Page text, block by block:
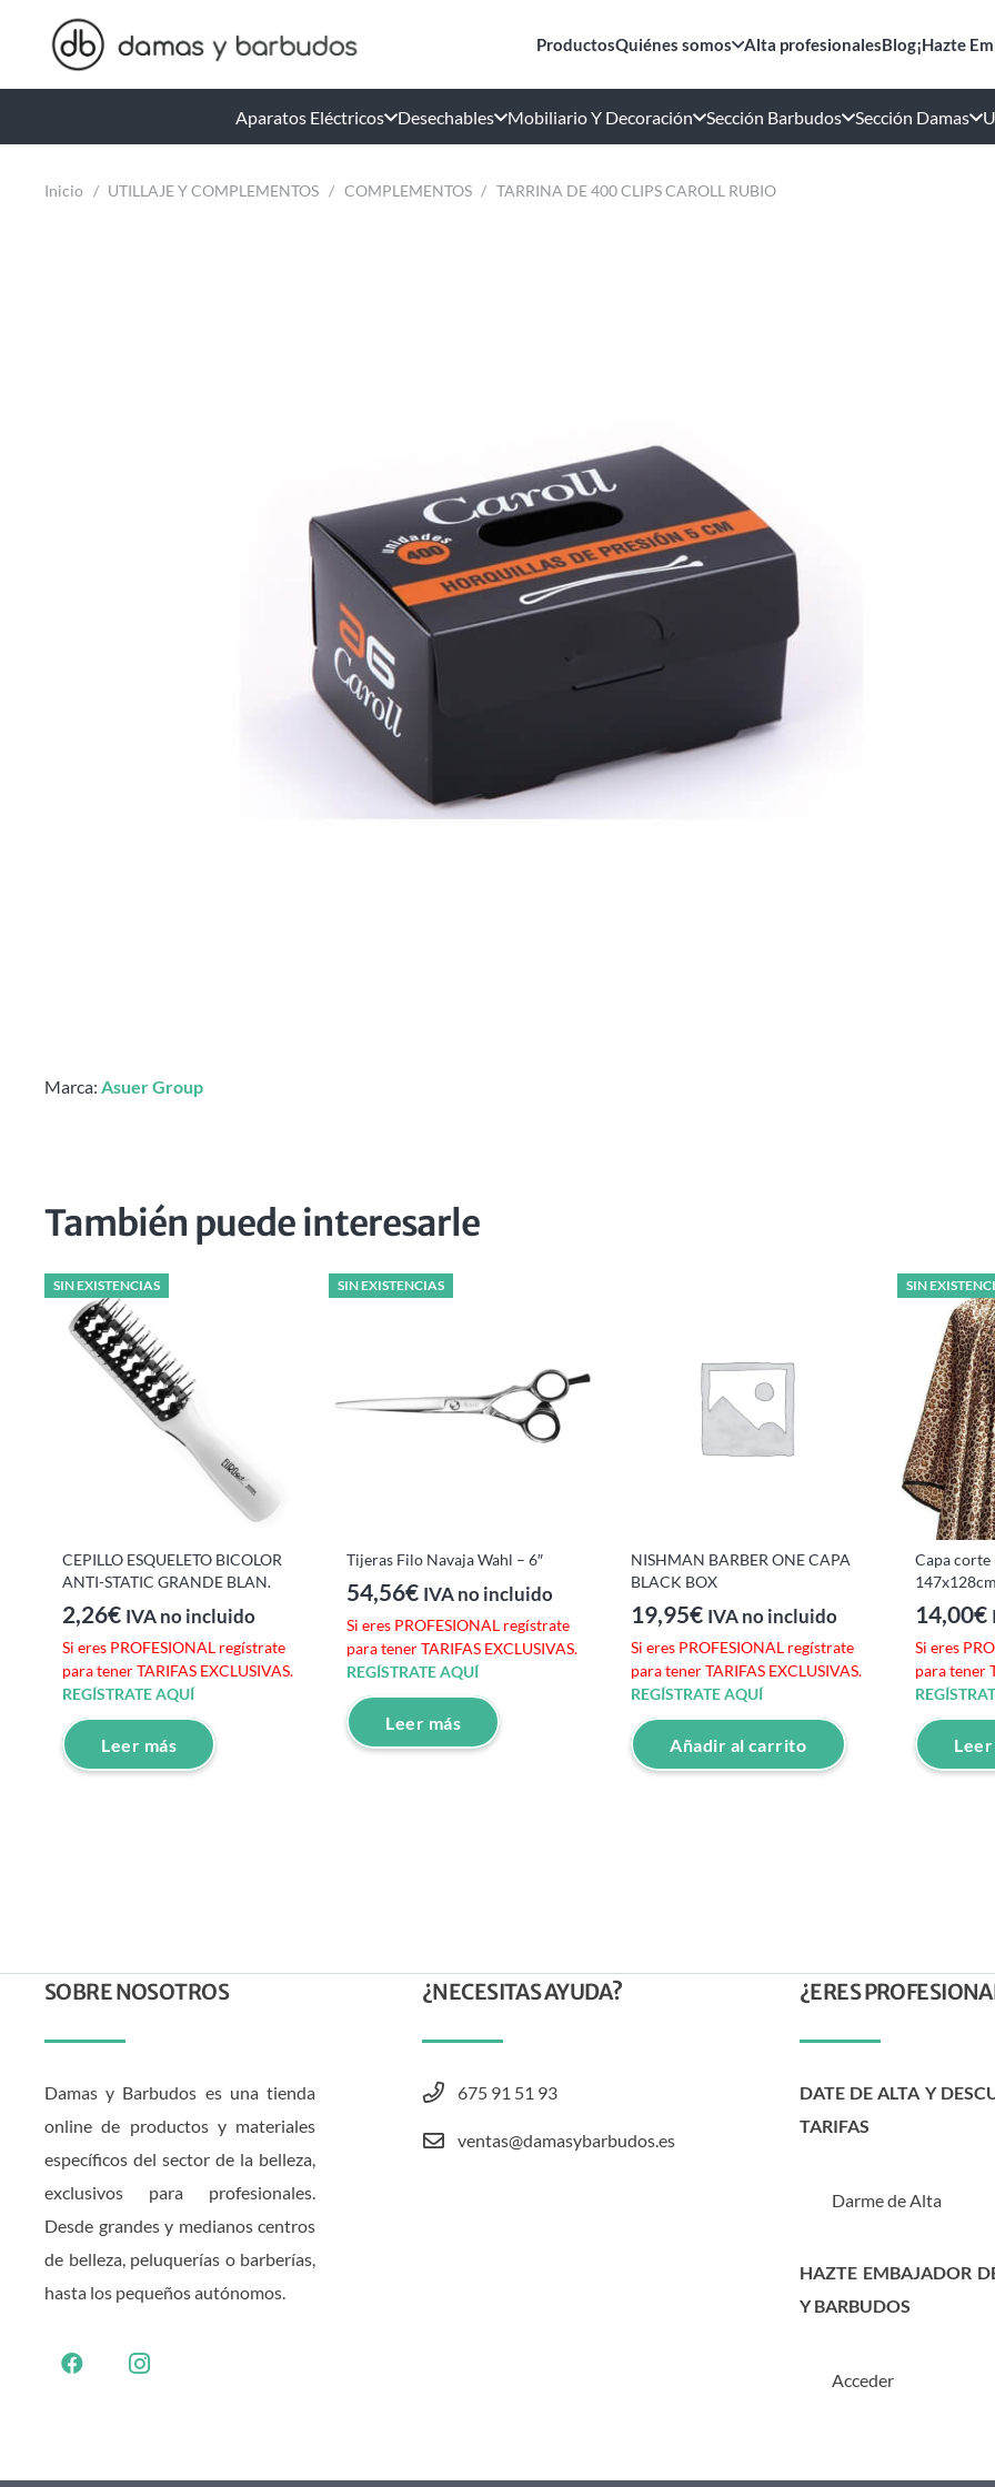
ProductosQuiénes somos Alta profesionalesBlog¡Hazte
Aparatos Eléctricos Desechables Mobiliario Y Decoración Sección Barbudos Sección Damas
Inicio / UTILLAJE Y COMPLEMENTOS / COMPLEMENTOS / TARRINA DE 400 CLIPS CAROLL RUBIO
Marca: Asuer Group
También puede interesarle
SIN EXISTENCIAS
CEPILLO ESQUELETO BICOLOR
ANTI-STATIC GRANDE BLAN.
2,26€ IVA no incluido
Si eres PROFESIONAL regístrate
para tener TARIFAS EXCLUSIVAS.
REGÍSTRATE AQUÍ
Leer más
SIN EXISTENCIAS
Tijeras Filo Navaja Wahl – 6″
54,56€ IVA no incluido
Si eres PROFESIONAL regístrate
para tener TARIFAS EXCLUSIVAS.
REGÍSTRATE AQUÍ
Leer más
NISHMAN BARBER ONE CAPA
BLACK BOX
19,95€ IVA no incluido
Si eres PROFESIONAL regístrate
para tener TARIFAS EXCLUSIVAS.
REGÍSTRATE AQUÍ
Añadir al carrito
SIN
Capa
147x128cm
14,00€
Si eres
para tener
Leer
SOBRE NOSOTROS
Damas y Barbudos es una tienda
online de productos y materiales
específicos del sector de la belleza,
exclusivos para profesionales.
Desde grandes y medianos centros
de belleza, peluquerías o barberías,
hasta los pequeños autónomos.
¿NECESITAS AYUDA?
675 91 51 93
ventas@damasybarbudos.es
¿ERES
DATE DE ALTA Y
TARIFAS
Darme de Alta
HAZTE EMBAJADOR
Y BARBUDOS
Acceder